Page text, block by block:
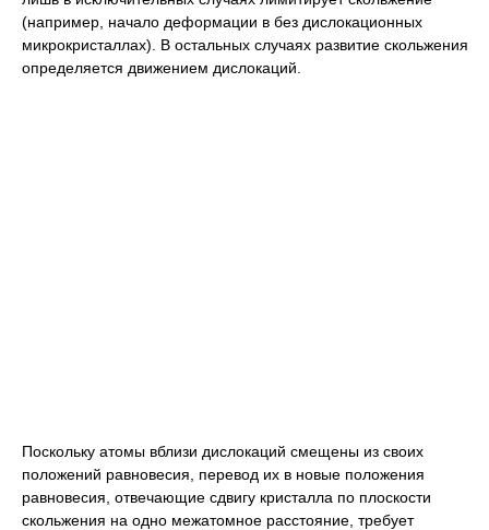
(например, начало деформации в без дислокационных
микрокристаллах). В остальных случаях развитие скольжения
определяется движением дислокаций.
Поскольку атомы вблизи дислокаций смещены из своих
положений равновесия, перевод их в новые положения
равновесия, отвечающие сдвигу кристалла по плоскости
скольжения на одно межатомное расстояние, требует